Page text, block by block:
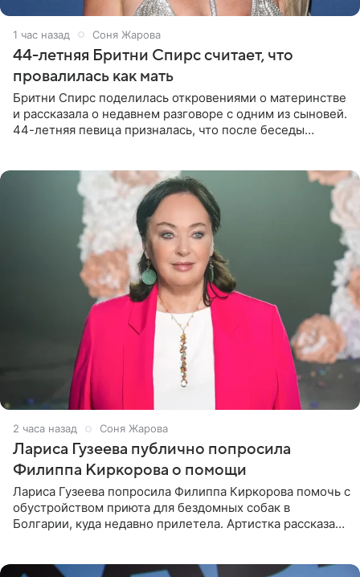
1 час назад Соня Жарова
44-летняя Бритни Спирс считает, что
провалилась как мать
Бритни Спирс поделилась откровениями о материнстве
и рассказала о недавнем разговоре с одним из сыновей.
44-летняя певица призналась, что после беседы
2 часа назад Соня Жарова
Лариса Гузеева публично попросила
Филиппа Киркорова о помощи
Лариса Гузеева попросила Филиппа Киркорова помочь с
обустройством приюта для бездомных собак в
Болгарии, куда недавно прилетела. Артистка рассказала